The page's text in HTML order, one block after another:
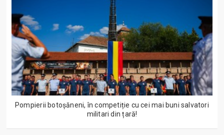
Pompierii botoșăneni, în competiție cu cei mai buni salvatori
militari din țară!